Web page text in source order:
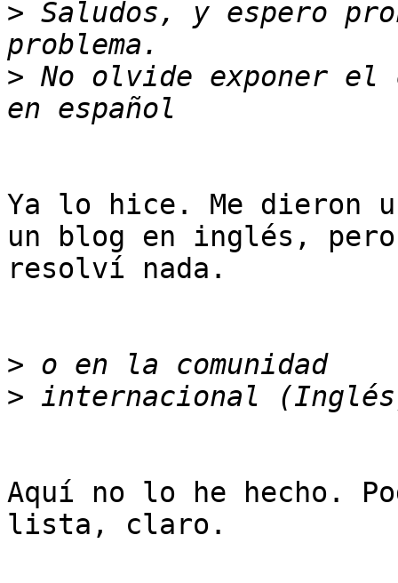
> Saludos, y espero
> No olvide exponer el
Ya lo hice. Me dieron
un blog en inglés,
resolví nada.
>
>
Aquí no lo he hecho.
lista, claro.